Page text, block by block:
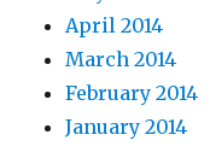
April 2014
March 2014
February 2014
January 2014